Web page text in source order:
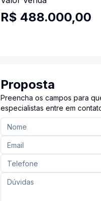
R$ 488.000,00
Proposta
Preencha os campos para
especialistas entre em